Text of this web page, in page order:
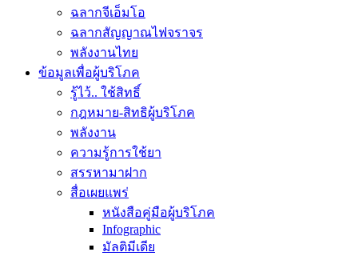
ฉลากจีเอ็มโอ
ฉลากสัญญาณไฟจราจร
พลังงานไทย
ข้อมูลเพื่อผู้บริโภค
รู้ไว้.. ใช้สิทธิ์
กฎหมาย-สิทธิผู้บริโภค
พลังงาน
ความรู้การใช้ยา
สรรหามาฝาก
สื่อเผยแพร่
หนังสือคู่มือผู้บริโภค
Infographic
มัลติมีเดีย